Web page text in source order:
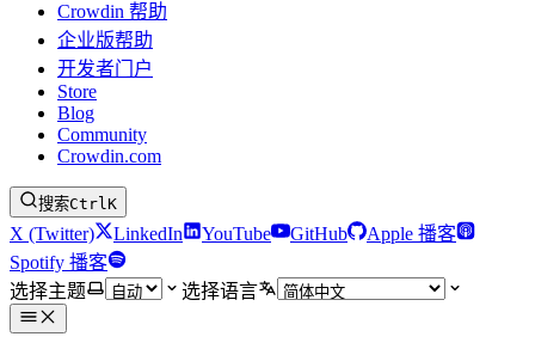
Crowdin 帮助
企业版帮助
开发者门户
Store
Blog
Community
Crowdin.com
搜索CtrlK
X (Twitter) LinkedIn YouTube GitHub
Apple 播客
Spotify 播客
选择主题
选择语言